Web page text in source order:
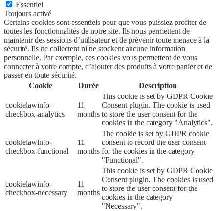
Essentiel
Toujours activé
Certains cookies sont essentiels pour que vous puissiez profiter de
toutes les fonctionnalités de notre site. Ils nous permettent de
maintenir des sessions d’utilisateur et de prévenir toute menace à la
sécurité. Ils ne collectent ni ne stockent aucune information
personnelle. Par exemple, ces cookies vous permettent de vous
connecter à votre compte, d’ajouter des produits à votre panier et de
passer en toute sécurité.
Cookie
Durée Description
cookielawinfo-
checkbox-analytics
11
months
This cookie is set by GDPR Cookie
Consent plugin. The cookie is used
to store the user consent for the
cookies in the category "Analytics".
cookielawinfo-
checkbox-functional
11
months
The cookie is set by GDPR cookie
consent to record the user consent
for the cookies in the category
"Functional".
cookielawinfo-
checkbox-necessary
11
months
This cookie is set by GDPR Cookie
Consent plugin. The cookies is used
to store the user consent for the
cookies in the category
"Necessary".